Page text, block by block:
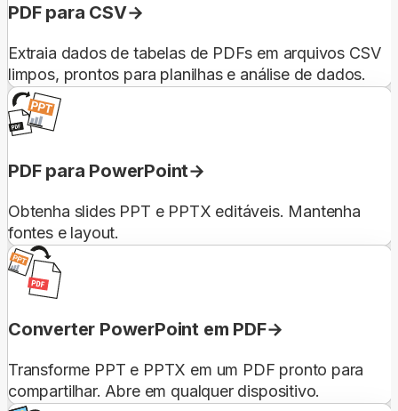
PDF para CSV
Extraia dados de tabelas de PDFs em arquivos CSV
limpos, prontos para planilhas e análise de dados.
PDF para PowerPoint
Obtenha slides PPT e PPTX editáveis. Mantenha
fontes e layout.
Converter PowerPoint em PDF
Transforme PPT e PPTX em um PDF pronto para
compartilhar. Abre em qualquer dispositivo.